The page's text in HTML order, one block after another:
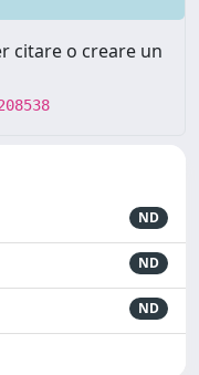
citare o creare un
ND
ND
ND